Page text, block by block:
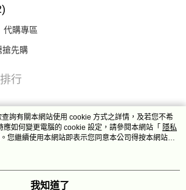
代購專區
搶先購
行
詢有關本網站使用 cookie 方式之詳情，及若您不希
應如何變更電腦的 cookie 設定，請參閱本網站「 隱私
您繼續使用本網站即表示您同意本公司得按本網站使
cookie。
我知道了